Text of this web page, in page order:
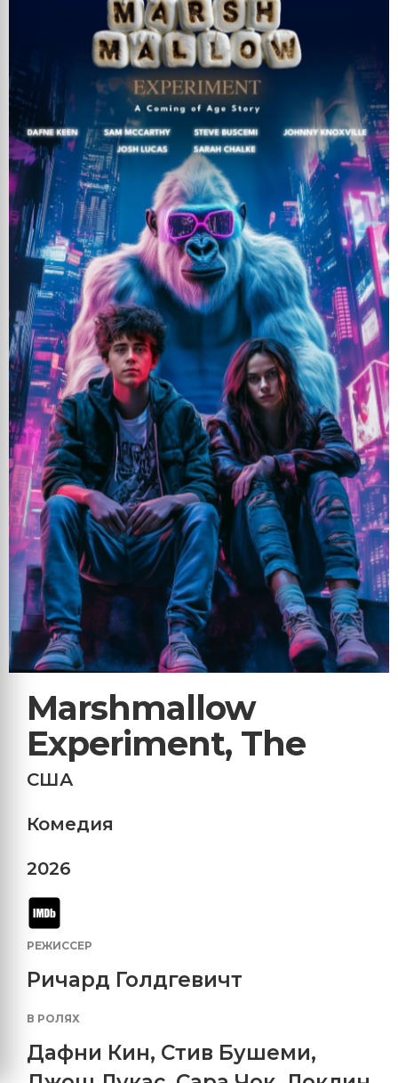
Marshmallow
Experiment, The
США
Комедия
2026
РЕЖИССЕР
Ричард Голдгевичт
В РОЛЯХ
Дафни Кин, Стив Бушеми,